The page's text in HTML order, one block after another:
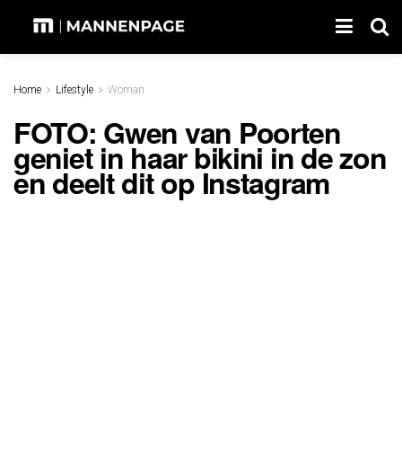
Home Lifestyle Woman
FOTO: Gwen van Poorten
geniet in haar bikini in de zon
en deelt dit op Instagram